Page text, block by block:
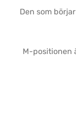
Den som
M-positionen